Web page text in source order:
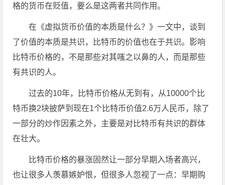
格的货币在贬值，要么是这两者共同作用。
在《虚拟货币价值的本质是什么？》一文中，谈到
了价值的本质是共识，比特币的价值也在于共识。影响
比特币价格的，不是那些对其嗤之以鼻的人，而是那些
有共识的人。
过去的10年，比特币价格从无到有，从10000个比
特币换2块披萨到现在1个比特币价值2.6万人民币，除了
一部分的炒作因素之外，主要是对比特币有共识的群体
在壮大。
比特币价格的暴涨固然让一部分早期入场者高兴，
也让很多人羡慕嫉妒恨，但很多人忽视了一点：早期购